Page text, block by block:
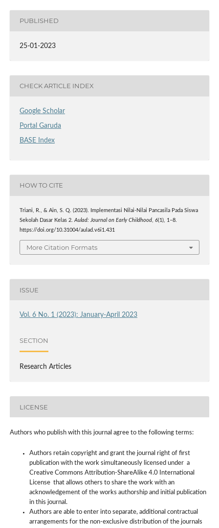
PUBLISHED
25-01-2023
CHECK ARTICLE INDEX
Google Scholar
Portal Garuda
BASE Index
HOW TO CITE
Triani, R., & Ain, S. Q. (2023). Implementasi Nilai-Nilai Pancasila Pada Siswa
Sekolah Dasar Kelas 2. Aulad: Journal on Early Childhood, 6(1), 1–8.
https://doi.org/10.31004/aulad.v6i1.431
More Citation Formats
ISSUE
Vol. 6 No. 1 (2023): January-April 2023
SECTION
Research Articles
LICENSE
Authors who publish with this journal agree to the following terms:
Authors retain copyright and grant the journal right of first
publication with the work simultaneously licensed under a
Creative Commons Attribution-ShareAlike 4.0 International
License that allows others to share the work with an
acknowledgement of the works authorship and initial publication
in this journal.
Authors are able to enter into separate, additional contractual
arrangements for the non-exclusive distribution of the journals